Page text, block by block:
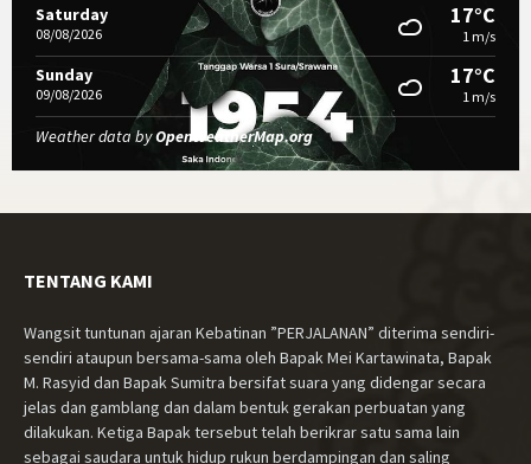
Saturday
08/08/2026
17°C
1 m/s
Sunday
09/08/2026
17°C
1 m/s
Weather data byOpenWeatherMap.org
TENTANG KAMI
Wangsit tuntunan ajaran Kebatinan ”PERJALANAN” diterima sendiri-
sendiri ataupun bersama-sama oleh Bapak Mei Kartawinata, Bapak
M. Rasyid dan Bapak Sumitra bersifat suara yang didengar secara
jelas dan gamblang dan dalam bentuk gerakan perbuatan yang
dilakukan. Ketiga Bapak tersebut telah berikrar satu sama lain
sebagai saudara untuk hidup rukun berdampingan dan saling